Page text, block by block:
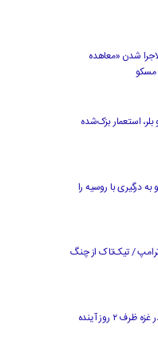
شدن «معاهده
مسکو
استعمار بزک‌شده
درگیری با روسیه را
با ترامپ / تیک‌تاک از چنگ
آکسیوس: ترامپ به توافق آتش‌بس در غزه ظرف ۲ روز آینده